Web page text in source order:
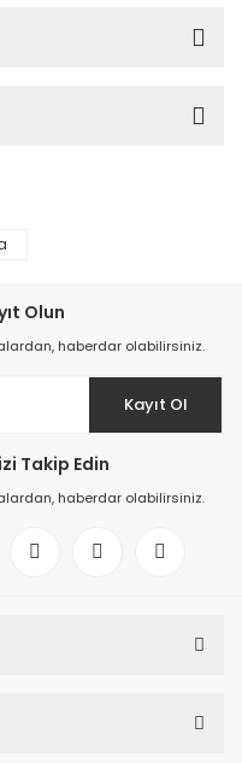
Olun
haberdar olabilirsiniz.
Kayıt Ol
Takip Edin
haberdar olabilirsiniz.